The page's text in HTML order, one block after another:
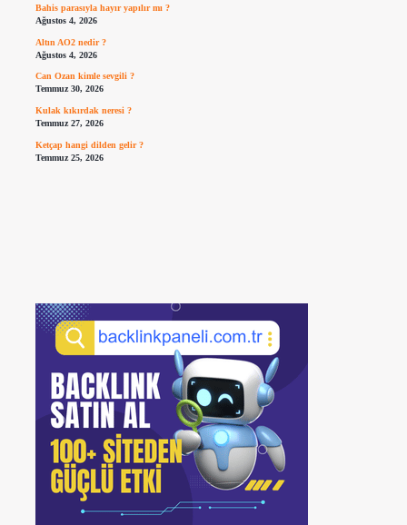
Bahis parasıyla hayır yapılır mı ?
Ağustos 4, 2026
Altın AO2 nedir ?
Ağustos 4, 2026
Can Ozan kimle sevgili ?
Temmuz 30, 2026
Kulak kıkırdak neresi ?
Temmuz 27, 2026
Ketçap hangi dilden gelir ?
Temmuz 25, 2026